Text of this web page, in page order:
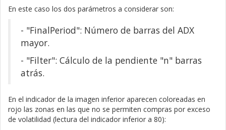
En este caso los dos parámetros a considerar son:
- "FinalPeriod": Número de barras del ADX
mayor.
- "Filter": Cálculo de la pendiente "n" barras
atrás.
En el indicador de la imagen inferior aparecen coloreadas en
rojo las zonas en las que no se permiten compras por exceso
de volatilidad (lectura del indicador inferior a 80):